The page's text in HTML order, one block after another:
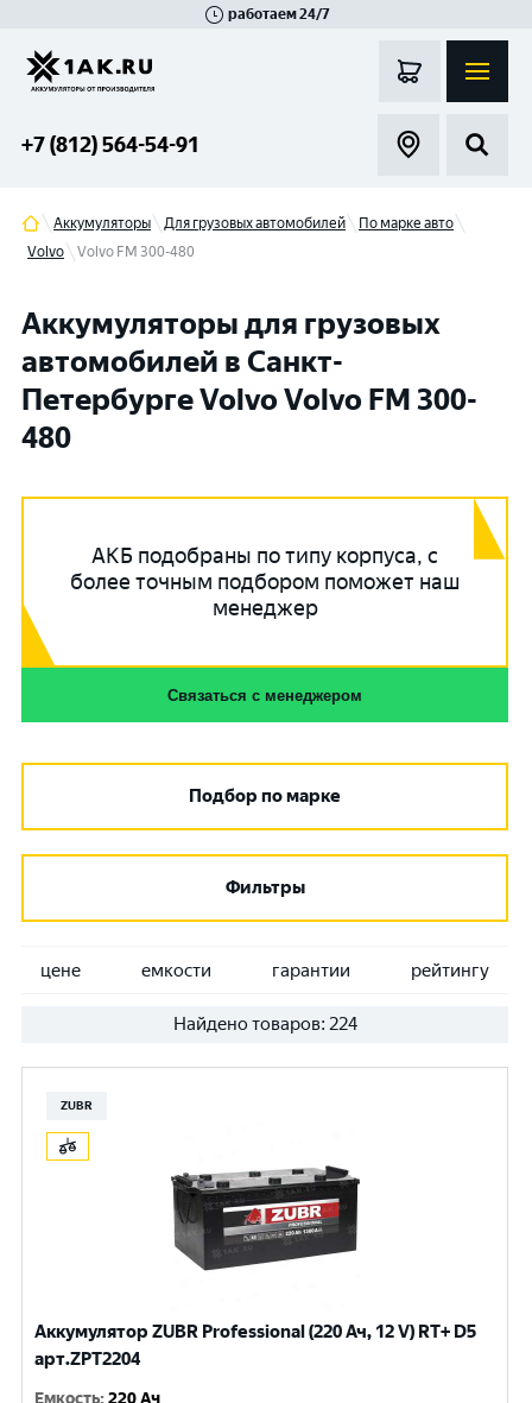
работаем 24/7
+7 (812) 564-54-91
Аккумуляторы Для грузовых автомобилей
По марке авто
Volvo
Volvo FM 300-480
Аккумуляторы для грузовых
автомобилей в Санкт-
Петербурге Volvo Volvo FM 300-
480
АКБ подобраны по типу корпуса, с
более точным подбором поможет наш
менеджер
Связаться с менеджером
Подбор по марке
Фильтры
цене емкости гарантии рейтингу
Найдено товаров: 224
ZUBR
Аккумулятор ZUBR Professional (220 Ач, 12 V) RT+ D5
арт.ZPT2204
Емкость:220 Ач
Гатчина